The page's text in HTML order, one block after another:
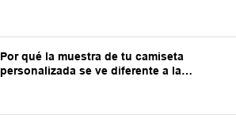
Por qué la muestra de tu camiseta
personalizada se ve diferente a la